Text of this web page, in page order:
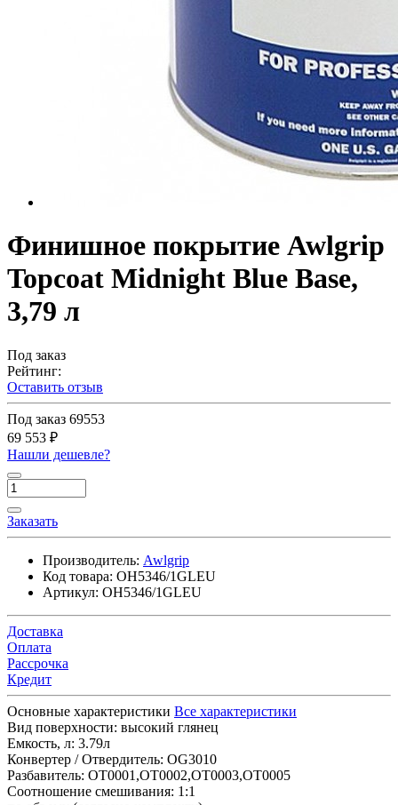
Финишное покрытие Awlgrip
Topcoat Midnight Blue Base,
3,79 л
Под заказ
Рейтинг:
Оставить отзыв
Под заказ 69553
69 553 ₽
Нашли дешевле?
Заказать
Производитель: Awlgrip
Код товара: OH5346/1GLEU
Артикул: OH5346/1GLEU
Доставка
Оплата
Рассрочка
Кредит
Основные характеристики Все характеристики
Вид поверхности: высокий глянец
Емкость, л: 3.79л
Конвертер / Отвердитель: OG3010
Разбавитель: OT0001,OT0002,OT0003,OT0005
Соотношение смешивания: 1:1